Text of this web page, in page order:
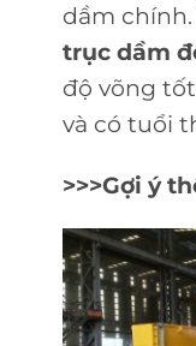
dầm
trục dầm
độ võng
và có tuổi
>>>Gợi ý